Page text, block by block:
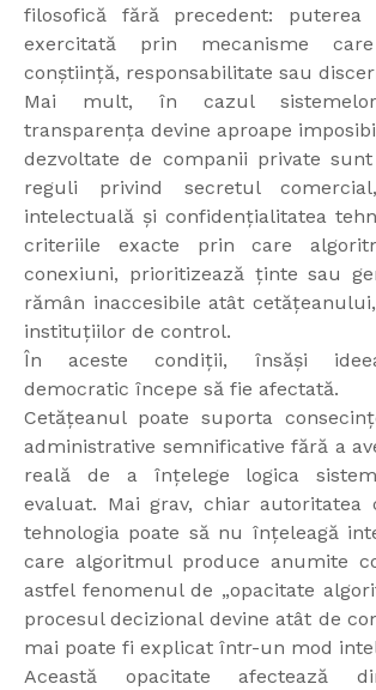
filosofică fără precedent:
exercitată prin mecanisme
conștiință, responsabilitate sau
Mai mult, în cazul sistemelor
transparența devine aproape
dezvoltate de companii private
reguli privind secretul
intelectuală și confidențialitatea
criteriile exacte prin care
conexiuni, prioritizează ținte sau
rămân inaccesibile atât
instituțiilor de control.
În aceste condiții, însăși
democratic începe să fie afectată.
Cetățeanul poate suporta
administrative semnificative fără a
reală de a înțelege logica
evaluat. Mai grav, chiar autoritatea
tehnologia poate să nu înțeleagă
care algoritmul produce anumite
astfel fenomenul de „opacitate
procesul decizional devine atât de
mai poate fi explicat într-un mod
Această opacitate afectează